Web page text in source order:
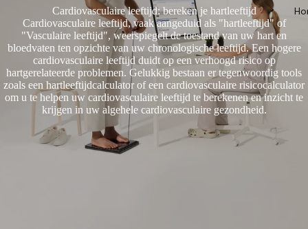
Cardiovasculaire leeftijd: bereken je hartleeftijd
Cardiovasculaire leeftijd, vaak aangeduid als "hartleeftijd" of
"Vasculaire leeftijd", weerspiegelt de toestand van uw hart en
bloedvaten ten opzichte van uw chronologische leeftijd. Een hogere
cardiovasculaire leeftijd duidt op een verhoogd risico op
hartgerelateerde problemen. Gelukkig bestaan er tegenwoordig tools
zoals een hartleeftijdcalculator of een cardiovasculaire risicocalculator
om u te helpen uw cardiovasculaire leeftijd te berekenen en inzicht te
krijgen in uw algehele cardiovasculaire gezondheid.